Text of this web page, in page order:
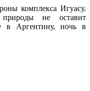
комплекса Игуасу.
не оставит
в Аргентину, ночь в